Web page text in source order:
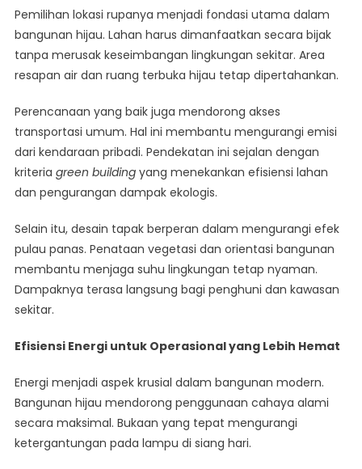
Pemilihan lokasi rupanya menjadi fondasi utama dalam
bangunan hijau. Lahan harus dimanfaatkan secara bijak
tanpa merusak keseimbangan lingkungan sekitar. Area
resapan air dan ruang terbuka hijau tetap dipertahankan.
Perencanaan yang baik juga mendorong akses
transportasi umum. Hal ini membantu mengurangi emisi
dari kendaraan pribadi. Pendekatan ini sejalan dengan
kriteria green buildingyang menekankan efisiensi lahan
dan pengurangan dampak ekologis.
Selain itu, desain tapak berperan dalam mengurangi efek
pulau panas. Penataan vegetasi dan orientasi bangunan
membantu menjaga suhu lingkungan tetap nyaman.
Dampaknya terasa langsung bagi penghuni dan kawasan
sekitar.
Efisiensi Energi untuk Operasional yang Lebih Hemat
Energi menjadi aspek krusial dalam bangunan modern.
Bangunan hijau mendorong penggunaan cahaya alami
secara maksimal. Bukaan yang tepat mengurangi
ketergantungan pada lampu di siang hari.